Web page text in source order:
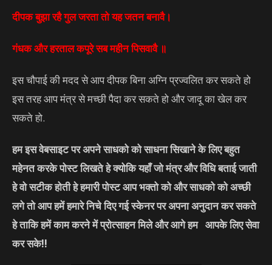
दीपक बुझा रहै गुल जरता तो यह जतन बनावै।
गंधक और हरताल कपूरे सब महीन पिसवावै ॥
इस चौपाई की मदद से आप दीपक बिना अग्नि प्रज्वलित कर सकते हो
इस तरह आप मंत्र से मच्छी पैदा कर सकते हो और जादू का खेल कर
सकते हो.
हम इस वेबसाइट पर अपने साधको को साधना सिखाने के लिए बहुत
महेनत करके पोस्ट लिखते हे क्योकि यहाँ जो मंत्र और विधि बताई जाती
हे वो सटीक होती हे हमारी पोस्ट आप भक्तो को और साधको को अच्छी
लगे तो आप हमें हमारे निचे दिए गई स्केनर पर अपना अनुदान कर सकते
हे ताकि हमें काम करने में प्रोत्साहन मिले और आगे हम आपके लिए सेवा
कर सके!!